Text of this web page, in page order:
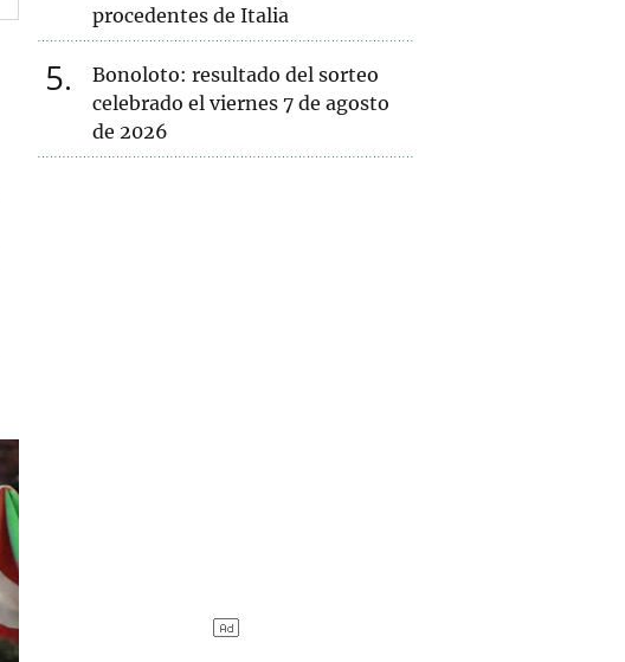
procedentes de Italia
5
Bonoloto: resultado del sorteo
celebrado el viernes 7 de agosto
de 2026